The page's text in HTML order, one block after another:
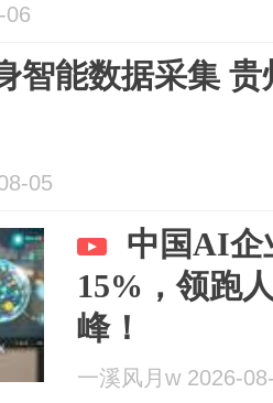
06
智能数据采集
05
中国AI企
15%，领跑
峰！
一溪风月w 2026-